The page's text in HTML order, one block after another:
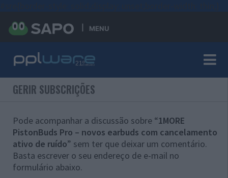
MENU
GERIR SUBSCRIÇÕES
Pode acompanhar a discussão sobre “1MORE
PistonBuds Pro – novos earbuds com cancelamento
ativo de ruído” sem ter que deixar um comentário.
Basta escrever o seu endereço de e-mail no
formulário abaixo.